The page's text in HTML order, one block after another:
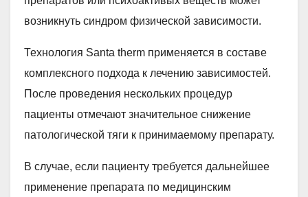
возникнуть синдром физической зависимости.
Технология Santa therm применяется в составе
комплексного подхода к лечению зависимостей.
После проведения нескольких процедур
пациенты отмечают значительное снижение
патологической тяги к принимаемому препарату.
В случае, если пациенту требуется дальнейшее
применение препарата по медицинским